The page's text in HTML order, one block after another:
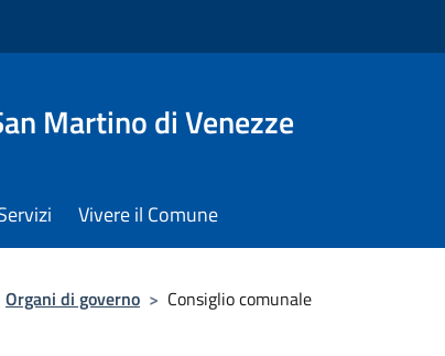
Martino di Venezze
Vivere il Comune
Organi di governo > Consiglio comunale